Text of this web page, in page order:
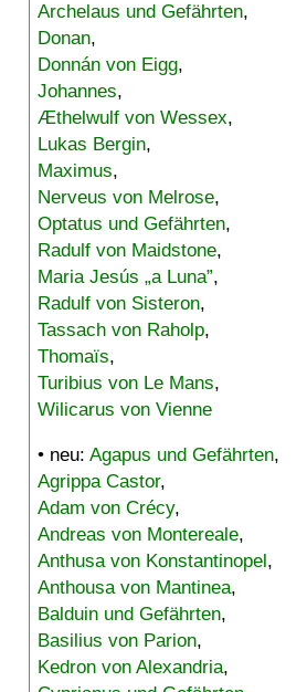
Archelaus und Gefährten,
Donan,
Donnán von Eigg,
Johannes,
Æthelwulf von Wessex,
Lukas Bergin,
Maximus,
Nerveus von Melrose,
Optatus und Gefährten,
Radulf von Maidstone,
Maria Jesús „a Luna”,
Radulf von Sisteron,
Tassach von Raholp,
Thomaïs,
Turibius von Le Mans,
Wilicarus von Vienne
• neu: Agapus und Gefährten,
Agrippa Castor,
Adam von Crécy,
Andreas von Montereale,
Anthusa von Konstantinopel,
Anthousa von Mantinea,
Balduin und Gefährten,
Basilius von Parion,
Kedron von Alexandria,